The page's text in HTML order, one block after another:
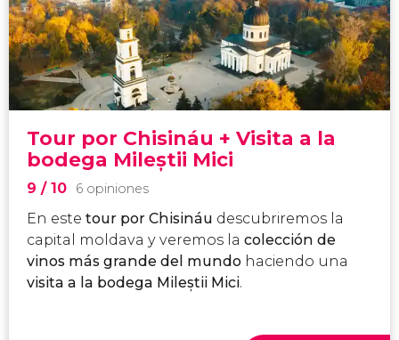
Tour por Chisináu + Visita a la
bodega Mileștii Mici
9 / 10 6 opiniones
En este tour por Chisináu descubriremos la
capital moldava y veremos la colección de
vinos más grande del mundo haciendo una
visita a la bodega Mileștii Mici.